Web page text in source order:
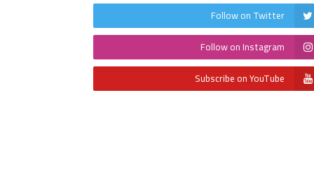
Follow on Twitter
Follow on Instagram
Subscribe on YouTube